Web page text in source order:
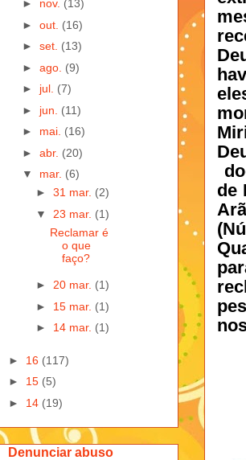
de
► nov. (13)
► out. (16)
► set. (13)
► ago. (9)
► jul. (7)
► jun. (11)
► mai. (16)
► abr. (20)
▼ mar. (6)
► 31 mar. (2)
▼ 23 mar. (1)
Reclamar é
o que
faço?
► 20 mar. (1)
► 15 mar. (1)
► 14 mar. (1)
► 16 (117)
► 15 (5)
► 14 (19)
Denunciar abuso